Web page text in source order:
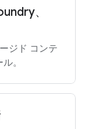
、
ジド コンテ
。